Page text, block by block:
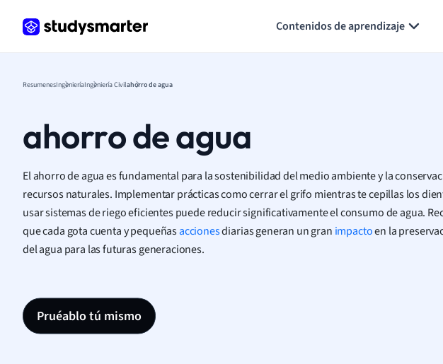
Contenidos de aprendizaje
ResumenesIngenieríaIngeniería Civilahorro de agua
ahorro de agua
El ahorro de agua es fundamental para la sostenibilidad del medio ambiente y la
recursos naturales. Implementar prácticas como cerrar el grifo mientras te cepillas los
usar sistemas de riego eficientes puede reducir significativamente el consumo de agua.
que cada gota cuenta y pequeñasaccionesdiarias generan un gran impactoen la
del agua para las futuras generaciones.
Pruéablo tú mismo